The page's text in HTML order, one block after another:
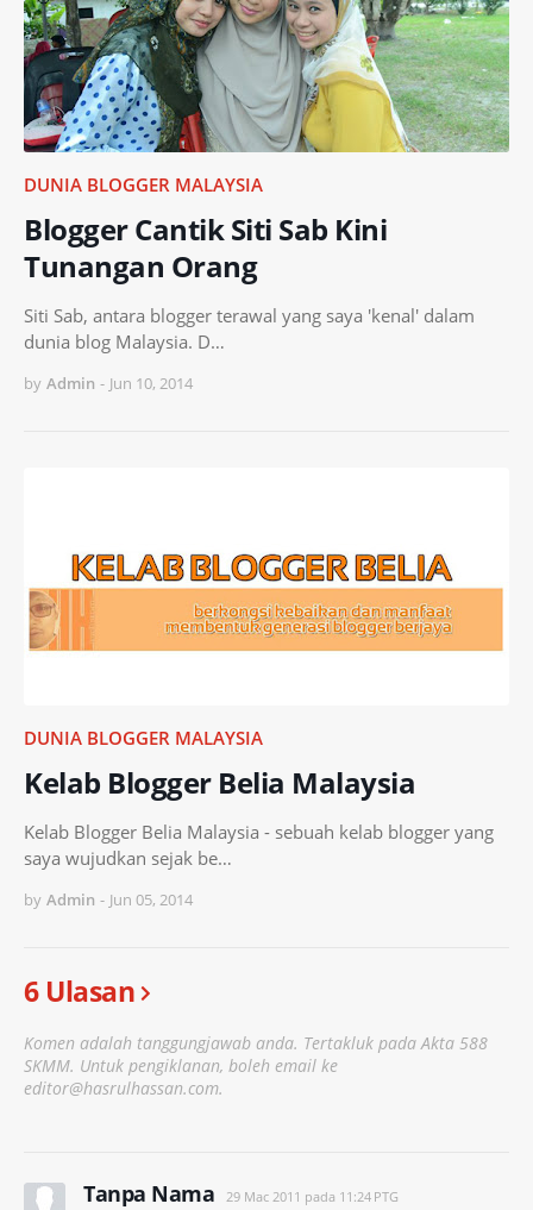
DUNIA BLOGGER MALAYSIA
Blogger Cantik Siti Sab Kini
Tunangan Orang
Siti Sab, antara blogger terawal yang saya 'kenal' dalam
dunia blog Malaysia. D…
by Admin - Jun 10, 2014
DUNIA BLOGGER MALAYSIA
Kelab Blogger Belia Malaysia
Kelab Blogger Belia Malaysia - sebuah kelab blogger yang
saya wujudkan sejak be…
by Admin - Jun 05, 2014
6 Ulasan
Komen adalah tanggungjawab anda. Tertakluk pada Akta 588
SKMM. Untuk pengiklanan, boleh email ke
editor@hasrulhassan.com.
Tanpa Nama 29 Mac 2011 pada 11:24 PTG